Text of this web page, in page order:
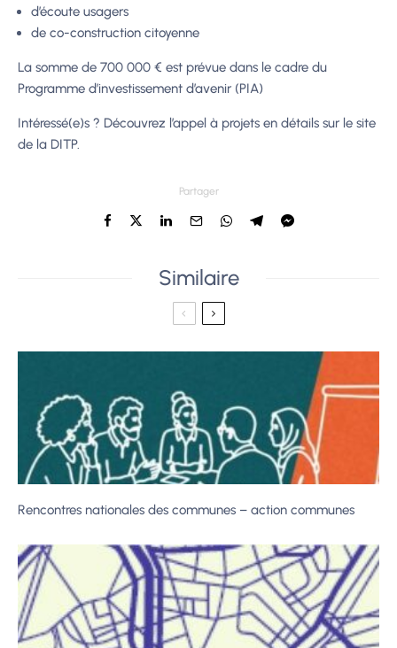
d’écoute usagers
de co-construction citoyenne
La somme de 700 000 € est prévue dans le cadre du
Programme d’investissement d’avenir (PIA)
Intéressé(e)s ? Découvrez l’appel à projets en détails sur le site
de la DITP.
Partager
Similaire
Rencontres nationales des communes – action communes